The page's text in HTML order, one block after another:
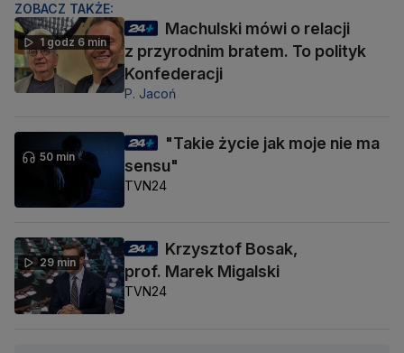
ZOBACZ TAKŻE:
1 godz 6 min
Machulski mówi o relacji
z przyrodnim bratem. To polityk
Konfederacji
P. Jacoń
50 min
"Takie życie jak moje nie ma
sensu"
TVN24
29 min
Krzysztof Bosak,
prof. Marek Migalski
TVN24